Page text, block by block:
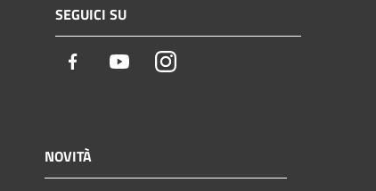
SEGUICI SU
Facebook YoutubeInstagram
NOVITÀ